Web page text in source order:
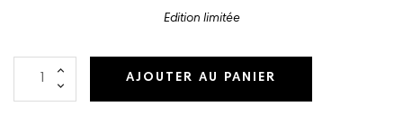
Edition limitée
AJOUTER AU PANIER